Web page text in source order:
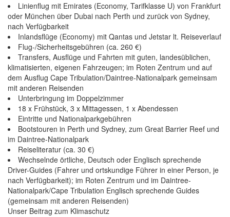
Linienflug mit Emirates (Economy, Tarifklasse U) von Frankfurt
oder München über Dubai nach Perth und zurück von Sydney,
nach Verfügbarkeit
Inlandsflüge (Economy) mit Qantas und Jetstar lt. Reiseverlauf
Flug-/Sicherheitsgebühren (ca. 260 €)
Transfers, Ausflüge und Fahrten mit guten, landesüblichen,
klimatisierten, eigenen Fahrzeugen; im Roten Zentrum und auf
dem Ausflug Cape Tribulation/Daintree-Nationalpark gemeinsam
mit anderen Reisenden
Unterbringung im Doppelzimmer
18 x Frühstück, 3 x Mittagessen, 1 x Abendessen
Eintritte und Nationalparkgebühren
Bootstouren in Perth und Sydney, zum Great Barrier Reef und
im Daintree-Nationalpark
Reiseliteratur (ca. 30 €)
Wechselnde örtliche, Deutsch oder Englisch sprechende
Driver-Guides (Fahrer und ortskundige Führer in einer Person, je
nach Verfügbarkeit); im Roten Zentrum und im Daintree-
Nationalpark/Cape Tribulation Englisch sprechende Guides
(gemeinsam mit anderen Reisenden)
Unser Beitrag zum Klimaschutz